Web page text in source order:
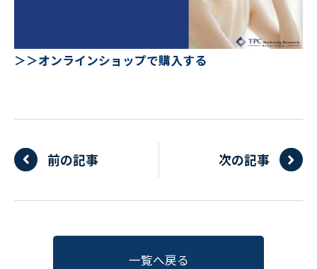
＞＞オンラインショップで購入する
前の記事 次の記事
一覧へ戻る